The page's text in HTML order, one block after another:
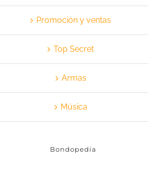
Promoción y ventas
Top Secret
Armas
Música
Bondopedia